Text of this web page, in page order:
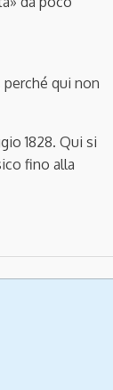
qui non
1828. Qui si
fino alla